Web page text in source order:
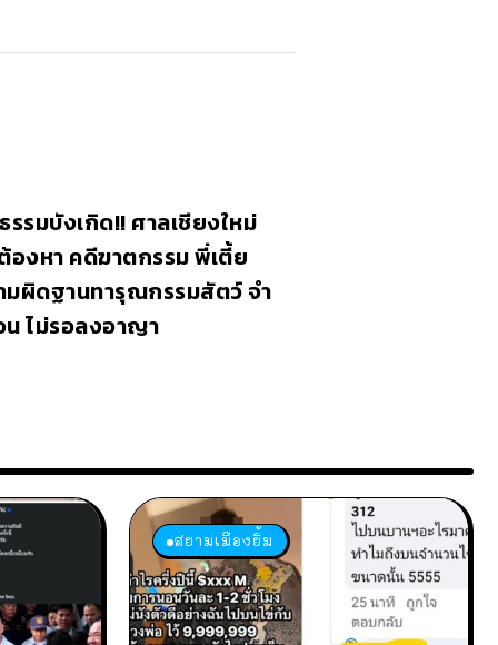
รรมบังเกิด!! ศาลเชียงใหม่
งหา คดีฆาตกรรม พี่เตี้ย
มผิดฐานทารุณกรรมสัตว์ จำ
น ไม่รอลงอาญา
สยามเมืองยิ้ม